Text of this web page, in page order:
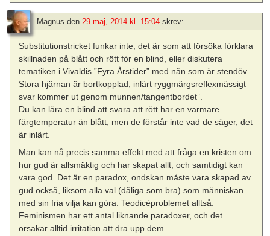
Magnus den 29 maj, 2014 kl. 15:04 skrev:
Substitutionstricket funkar inte, det är som att försöka förklara
skillnaden på blått och rött för en blind, eller diskutera
tematiken i Vivaldis ”Fyra Årstider” med nån som är stendöv.
Stora hjärnan är bortkopplad, inlärt ryggmärgsreflexmässigt
svar kommer ut genom munnen/tangentbordet”.
Du kan lära en blind att svara att rött har en varmare
färgtemperatur än blått, men de förstår inte vad de säger, det
är inlärt.
Man kan nå precis samma effekt med att fråga en kristen om
hur gud är allsmäktig och har skapat allt, och samtidigt kan
vara god. Det är en paradox, ondskan måste vara skapad av
gud också, liksom alla val (dåliga som bra) som människan
med sin fria vilja kan göra. Teodicéproblemet alltså.
Feminismen har ett antal liknande paradoxer, och det
orsakar alltid irritation att dra upp dem.